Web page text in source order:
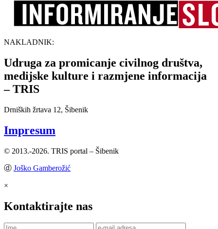
NAKLADNIK:
Udruga za promicanje civilnog društva,
medijske kulture i razmjene informacija
– TRIS
Drniških žrtava 12, Šibenik
Impresum
© 2013.-2026. TRIS portal – Šibenik
ⓓ Joško Gamberožić
×
Kontaktirajte nas